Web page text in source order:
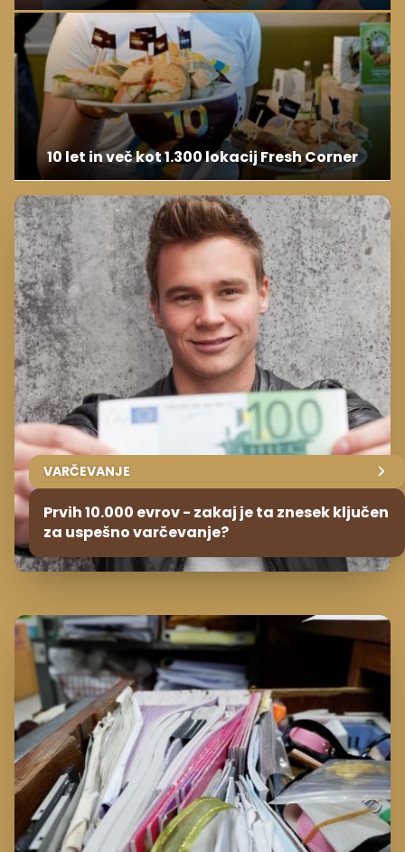
10 let in več kot 1.300 lokacij Fresh Corner
VARČEVANJE
Prvih 10.000 evrov - zakaj je ta znesek ključen
za uspešno varčevanje?